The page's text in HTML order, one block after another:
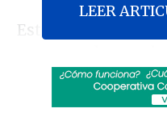
Este sello es una
responsabilidad
que se desprende
LEER